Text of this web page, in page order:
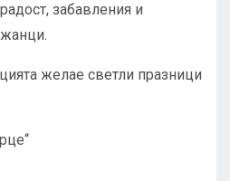
забавления и
желае светли празници